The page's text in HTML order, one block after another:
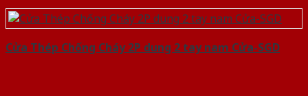
Cửa Thép Chống Cháy 2P dung 2 tay nam Cửa-SGD